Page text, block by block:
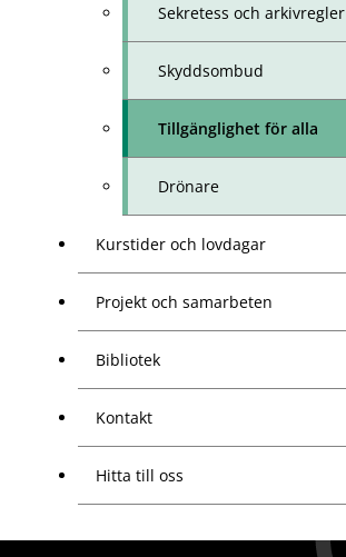
Sekretess och arkivregler
Skyddsombud
Tillgänglighet för alla
Drönare
Kurstider och lovdagar
Projekt och samarbeten
Bibliotek
Kontakt
Hitta till oss